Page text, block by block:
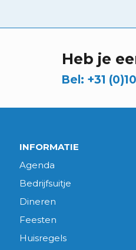
Heb je
Bel: +31
INFORMATIE
Agenda
Bedrijfsuitje
Dineren
Feesten
Huisregels